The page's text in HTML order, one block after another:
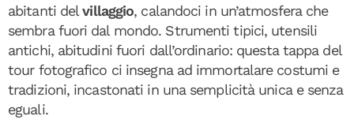
abitanti delvillaggio, calandoci in un’atmosfera che
sembra fuori dal mondo. Strumenti tipici, utensili
antichi, abitudini fuori dall’ordinario: questa tappa del
tour fotografico ci insegna ad immortalare costumi e
tradizioni, incastonati in una semplicità unica e senza
eguali.